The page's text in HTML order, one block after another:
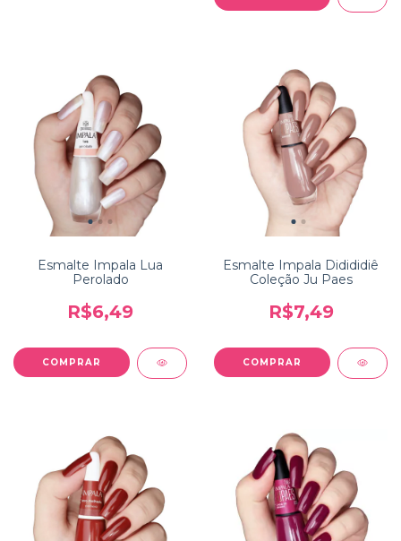
Esmalte Impala Lua
Perolado
R$6,49
Esmalte Impala Didididiê
Coleção Ju Paes
R$7,49